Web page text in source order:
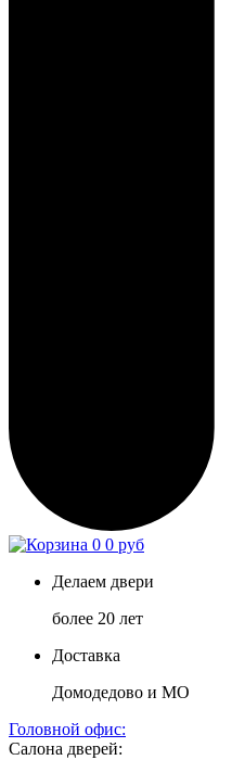
0 0 руб
Делаем двери
более 20 лет
Доставка
Домодедово и МО
Головной офис:
Салона дверей: